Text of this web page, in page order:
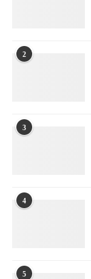
2
3
4
5